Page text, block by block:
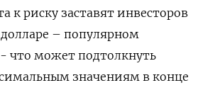
к риску заставят инвесторов
– популярном
что может подтолкнуть
значениям в конце